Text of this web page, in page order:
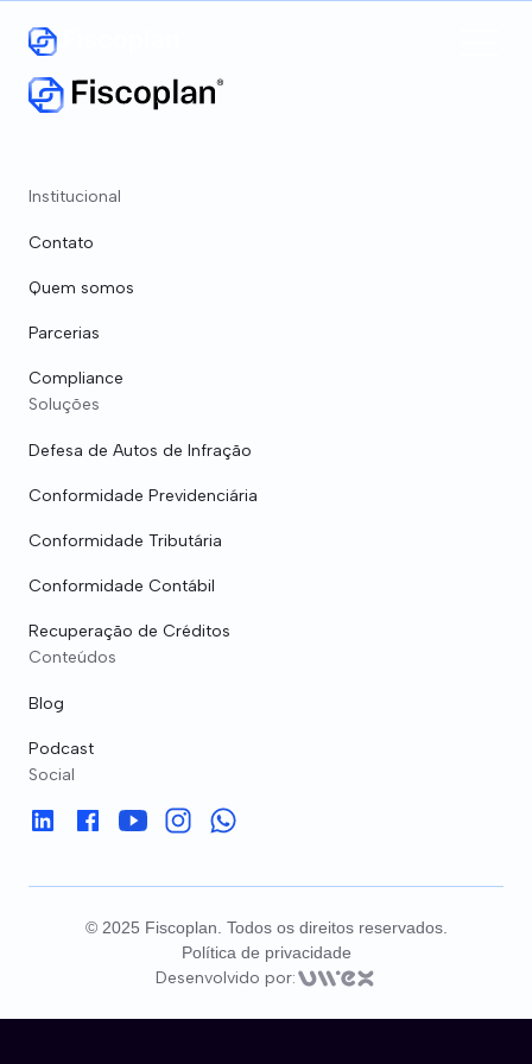
Revisão da Base de INSS
FAP - Fator Acidentário de Prevenção
Assessoria Contábil
Institucional
Contato
Quem somos
Parcerias
Compliance
Soluções
Defesa de Autos de Infração
Conformidade Previdenciária
Conformidade Tributária
Conformidade Contábil
Recuperação de Créditos
Conteúdos
Blog
Podcast
Social
© 2025 Fiscoplan. Todos os direitos reservados.
Política de privacidade
Desenvolvido por: